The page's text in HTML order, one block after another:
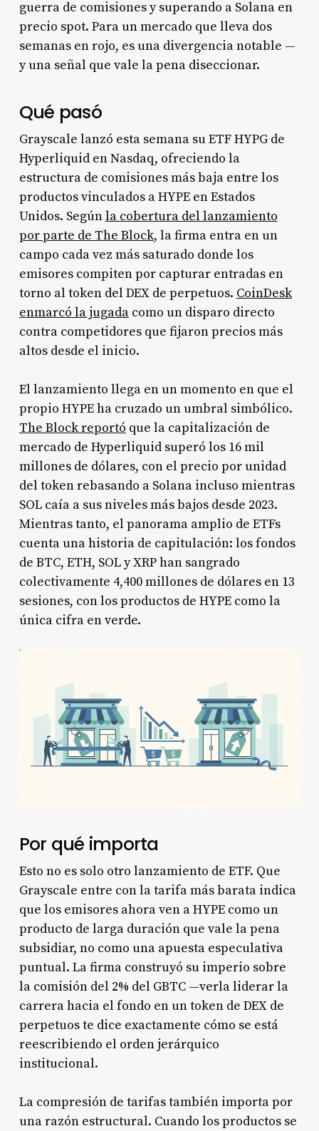
guerra de comisiones y superando a Solana en
precio spot. Para un mercado que lleva dos
semanas en rojo, es una divergencia notable —
y una señal que vale la pena diseccionar.
Qué pasó
Grayscale lanzó esta semana su ETF HYPG de
Hyperliquid en Nasdaq, ofreciendo la
estructura de comisiones más baja entre los
productos vinculados a HYPE en Estados
Unidos. Segúnla cobertura del lanzamiento
por parte de The Block, la firma entra en un
campo cada vez más saturado donde los
emisores compiten por capturar entradas en
torno al token del DEX de perpetuos. CoinDesk
enmarcó la jugadacomo un disparo directo
contra competidores que fijaron precios más
altos desde el inicio.
El lanzamiento llega en un momento en que el
propio HYPE ha cruzado un umbral simbólico.
The Block reportó que la capitalización de
mercado de Hyperliquid superó los 16 mil
millones de dólares, con el precio por unidad
del token rebasando a Solana incluso mientras
SOL caía a sus niveles más bajos desde 2023.
Mientras tanto, el panorama amplio de ETFs
cuenta una historia de capitulación: los fondos
de BTC, ETH, SOL y XRP han sangrado
colectivamente 4,400 millones de dólares en 13
sesiones, con los productos de HYPE como la
única cifra en verde.
Por qué importa
Esto no es solo otro lanzamiento de ETF. Que
Grayscale entre con la tarifa más barata indica
que los emisores ahora ven a HYPE como un
producto de larga duración que vale la pena
subsidiar, no como una apuesta especulativa
puntual. La firma construyó su imperio sobre
la comisión del 2% del GBTC —verla liderar la
carrera hacia el fondo en un token de DEX de
perpetuos te dice exactamente cómo se está
reescribiendo el orden jerárquico
institucional.
La compresión de tarifas también importa por
una razón estructural. Cuando los productos se